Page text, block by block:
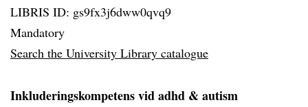
LIBRIS ID: gs9fx3j6dww0qvq9
Mandatory
Search the University Library catalogue
Inkluderingskompetens vid adhd & autism